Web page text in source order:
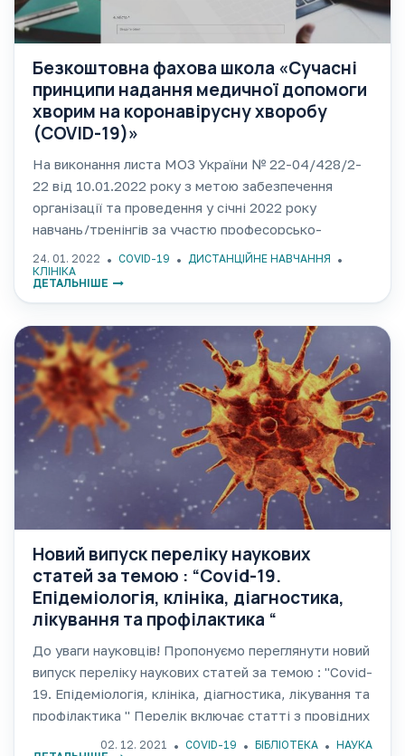
Безкоштовна фахова школа «Сучасні
принципи надання медичної допомоги
хворим на коронавірусну хворобу
(COVID-19)»
На виконання листа МОЗ України № 22-04/428/2-
22 від 10.01.2022 року з метою забезпечення
організації та проведення у січні 2022 року
навчань/тренінгів за участю професорсько-
викладацького складу кафедр інфекційних хвороб
закладів вищої медичної освіти, ОНМедУ пропонує
для лікарів-спеціалістів первинної, вторинної та
24. 01. 2022 COVID-19
ДИСТАНЦІЙНЕ НАВЧАННЯ
КЛІНІКА
ДЕТАЛЬНІШЕ
Новий випуск переліку наукових
статей за темою : “Covid-19.
Епідеміологія, клініка, діагностика,
лікування та профілактика “
До уваги науковців! Пропонуємо переглянути новий
випуск переліку наукових статей за темою : "Covid-
19. Епідеміологія, клініка, діагностика, лікування та
профілактика " Перелік включає статті з провідних
періодичних видань України і зарубіжжя, наявність
02. 12. 2021 COVID-19 БІБЛІОТЕКА
НАУКА